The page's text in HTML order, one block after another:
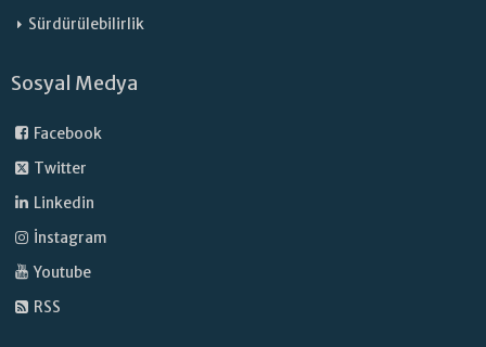
Sürdürülebilirlik
Sosyal Medya
Facebook
Twitter
Linkedin
İnstagram
Youtube
RSS